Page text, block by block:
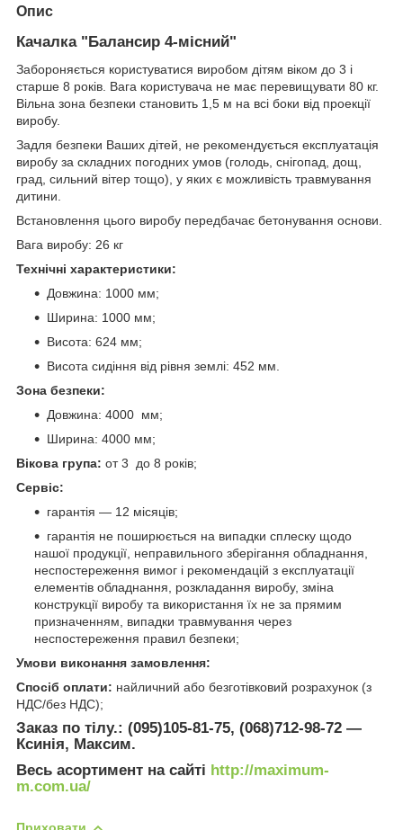
Опис
Качалка "Балансир 4-місний"
Забороняється користуватися виробом дітям віком до 3 і
старше 8 років. Вага користувача не має перевищувати 80 кг.
Вільна зона безпеки становить 1,5 м на всі боки від проекції
виробу.
Задля безпеки Ваших дітей, не рекомендується експлуатація
виробу за складних погодних умов (голодь, снігопад, дощ,
град, сильний вітер тощо), у яких є можливість травмування
дитини.
Встановлення цього виробу передбачає бетонування основи.
Вага виробу: 26 кг
Технічні характеристики:
Довжина: 1000 мм;
Ширина: 1000 мм;
Висота: 624 мм;
Висота сидіння від рівня землі: 452 мм.
Зона безпеки:
Довжина: 4000 мм;
Ширина: 4000 мм;
Вікова група: от 3 до 8 років;
Сервіс:
гарантія — 12 місяців;
гарантія не поширюється на випадки сплеску щодо
нашої продукції, неправильного зберігання обладнання,
неспостереження вимог і рекомендацій з експлуатації
елементів обладнання, розкладання виробу, зміна
конструкції виробу та використання їх не за прямим
призначенням, випадки травмування через
неспостереження правил безпеки;
Умови виконання замовлення:
Спосіб оплати: найличний або безготівковий розрахунок (з
НДС/без НДС);
Заказ по тілу.: (095)105-81-75, (068)712-98-72 —
Ксинія, Максим.
Весь асортимент на сайті http://maximum-
m.com.ua/